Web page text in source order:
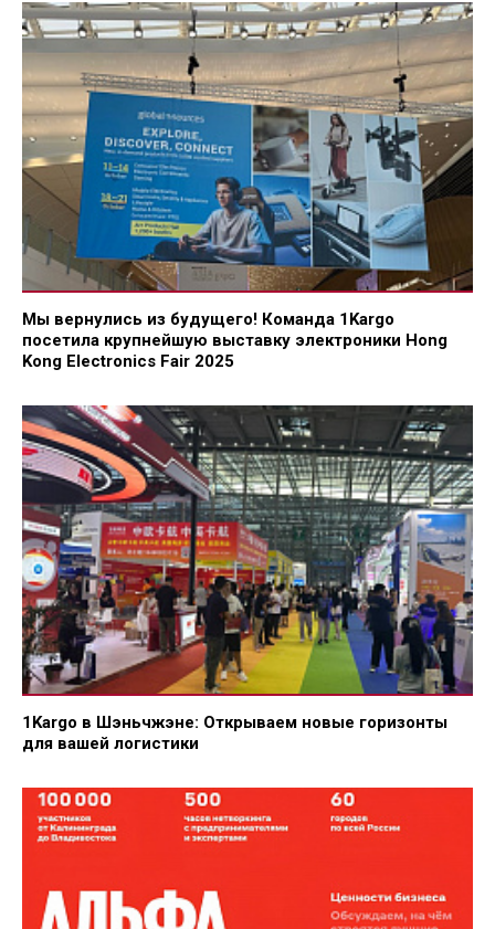
Мы вернулись из будущего! Команда 1Kargo
посетила крупнейшую выставку электроники Hong
Kong Electronics Fair 2025
1Kargo в Шэньчжэне: Открываем новые горизонты
для вашей логистики